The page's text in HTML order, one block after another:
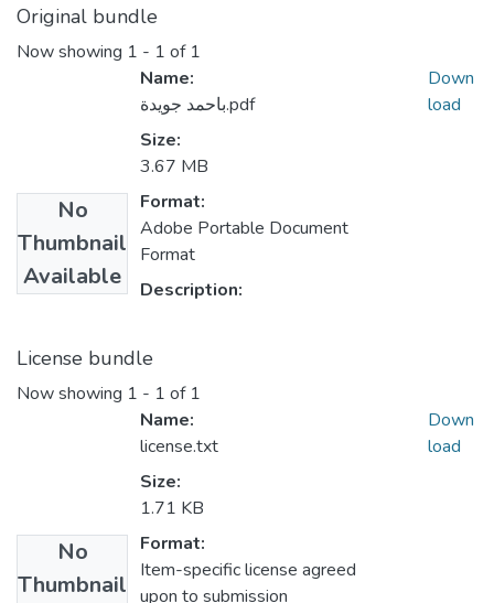
Original bundle
Now showing 1 - 1 of 1
No
Thumbnail
Available
Name:
باحمد جويدة.pdf
Size:
3.67 MB
Format:
Adobe Portable Document
Format
Description:
Down
load
License bundle
Now showing 1 - 1 of 1
No
Thumbnail
Name:
license.txt
Size:
1.71 KB
Format:
Item-specific license agreed
upon to submission
Down
load